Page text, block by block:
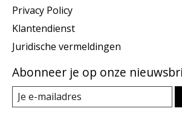
Privacy Policy
Klantendienst
Juridische vermeldingen
Abonneer je op onze